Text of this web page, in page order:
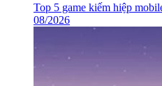
Top 5 game kiếm hiệp
08/2026